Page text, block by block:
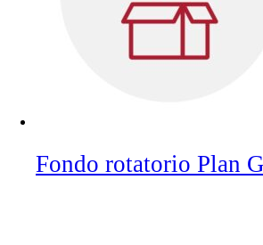
Fondo rotatorio Plan